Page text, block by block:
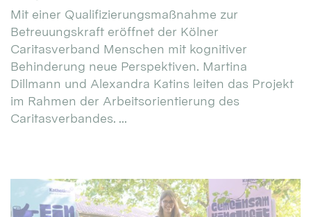
Mit einer Qualifizierungsmaßnahme zur
Betreuungskraft eröffnet der Kölner
Caritasverband Menschen mit kognitiver
Behinderung neue Perspektiven. Martina
Dillmann und Alexandra Katins leiten das Projekt
im Rahmen der Arbeitsorientierung des
Caritasverbandes. ...